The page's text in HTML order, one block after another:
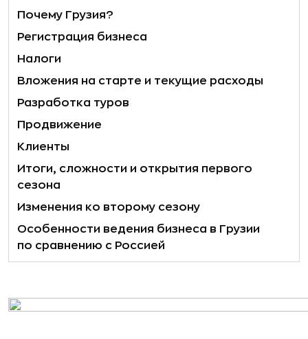
Почему Грузия?
Регистрация бизнеса
Налоги
Вложения на старте и текущие расходы
Разработка туров
Продвижение
Клиенты
Итоги, сложности и открытия первого
сезона
Изменения ко второму сезону
Особенности ведения бизнеса в Грузии
по сравнению с Россией